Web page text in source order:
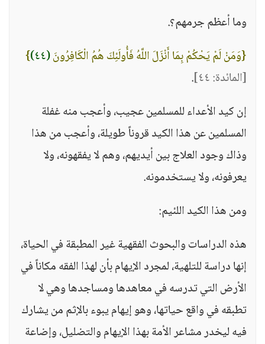
وما أعظم جرمهم؟.
{وَمَنْ لَمْ يَحْكُمْ بِمَا أَنْزَلَ اللَّهُ فَأُولَئِكَ هُمُ الْكَافِرُونَ(٤٤)
}
[المائدة: ٤٤]
.
إن كيد الأعداء للمسلمين عجيب، وأعجب منه غفلة
المسلمين عن هذا الكيد قروناً طويلة، وأعجب من هذا
وذاك وجود العلاج بين أيديهم، وهم لا يفقهونه، ولا
يعرفونه، ولا يستخدمونه.
ومن هذا الكيد اللئيم:
هذه الدراسات والبحوث الفقهية غير المطبقة في الحياة،
إنها دراسة للتلهية، لمجرد الإيهام بأن لهذا الفقه مكاناً في
الأرض التي تدرسه في معاهدها ومساجدها وهي لا
تطبقه في واقع حياتها، وهو إيهام يبوء بالإثم من يشارك
فيه ليخدر مشاعر الأمة بهذا الإيهام والتضليل، وإضاعة